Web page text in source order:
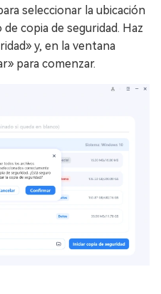
seleccionar la ubicación
copia de seguridad. Haz
y, en la ventana
para comenzar.